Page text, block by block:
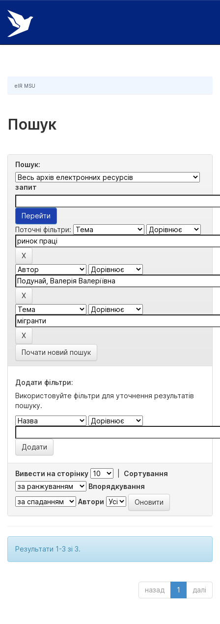
Skip
navigation
eIR MSU
Пошук
Пошук:
запит
Поточні фільтри:
Почати новий пошук
Додати фільтри:
Використовуйте фільтри для уточнення результатів
пошуку.
Вивести на сторінку
Сортування
Впорядкування
Автори
Результати 1-3 зі 3.
назад 1 далі